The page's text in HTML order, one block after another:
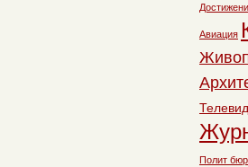
Авиация
Полит